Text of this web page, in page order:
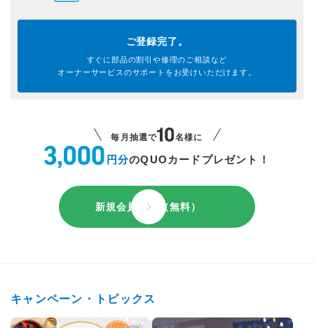
ご登録完了。
すぐに部品の割引や修理のご相談など
オーナーサービスのサポートを お受けいただけます。
毎月抽選で 名様に
円分のQUOカードプレゼント！
新規会員登録（無料）
キャンペーン・トピックス